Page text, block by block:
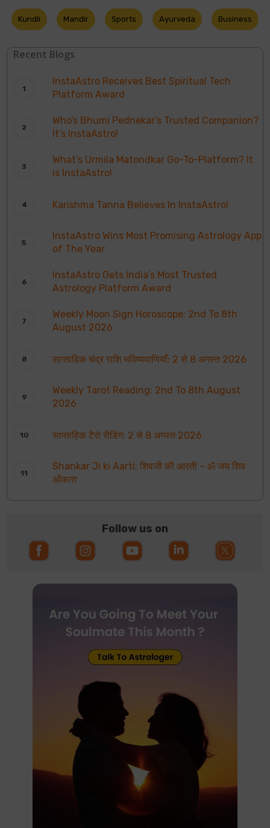
Kundli Mandir Sports Ayurveda Business
Recent Blogs
InstaAstro Receives Best Spiritual Tech
Platform Award
Who’s Bhumi Pednekar’s Trusted Companion?
It’s InstaAstro!
What’s Urmila Matondkar Go-To-Platform? It
is InstaAstro!
Karishma Tanna Believes In InstaAstro!
InstaAstro Wins Most Promising Astrology App
of The Year
InstaAstro Gets India’s Most Trusted
Astrology Platform Award
Weekly Moon Sign Horoscope: 2nd To 8th
August 2026
साप्ताहिक चंद्र राशि भविष्यवाणियाँ: 2 से 8 अगस्त 2026
Weekly Tarot Reading: 2nd To 8th August
2026
साप्ताहिक टैरो रीडिंग: 2 से 8 अगस्त 2026
Shankar Ji ki Aarti: शिवजी की आरती – ॐ जय शिव
ओंकारा
Follow us on